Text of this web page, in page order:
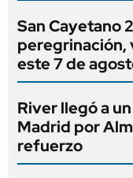
San Cayetano
peregrinación,
este 7 de
River llegó a
Madrid por
refuerzo